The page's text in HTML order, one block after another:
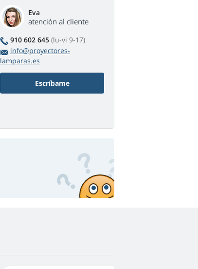
Eva
atención al cliente
910 602 645 (lu-vi 9-17)
info@proyectores-
lamparas.es
Escríbame